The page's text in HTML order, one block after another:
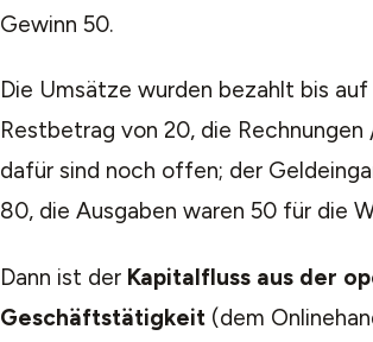
Gewinn 50.
Die Umsätze wurden bezahlt bis auf
Restbetrag von 20, die Rechnungen
dafür sind noch offen; der
80, die Ausgaben waren 50 für die
Dann ist der Kapitalfluss aus der
Geschäftstätigkeit (dem